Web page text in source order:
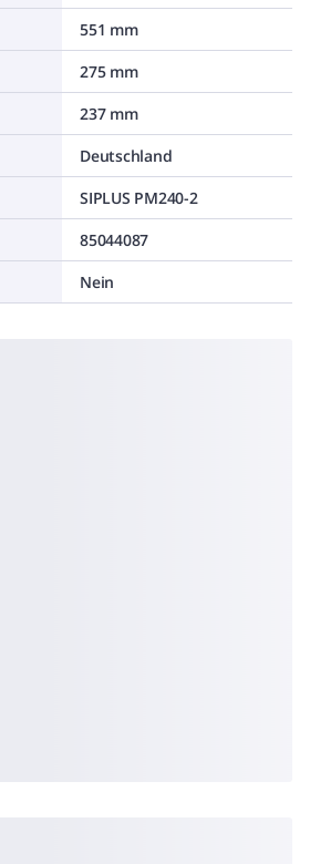
551 mm
275 mm
237 mm
Deutschland
SIPLUS PM240-2
85044087
Nein